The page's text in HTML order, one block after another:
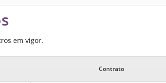
em vigor.
Contrato